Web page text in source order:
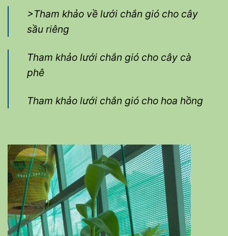
>Tham khảo về lưới chắn gió cho cây
sầu riêng
Tham khảo lưới chắn gió cho cây cà
phê
Tham khảo lưới chắn gió cho hoa hồng